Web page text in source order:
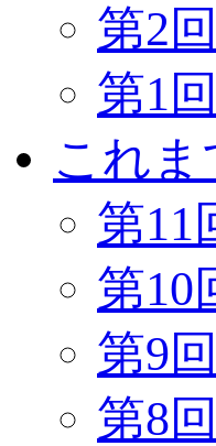
第2回
第1回
これ
第11
第10
第9回
第8回